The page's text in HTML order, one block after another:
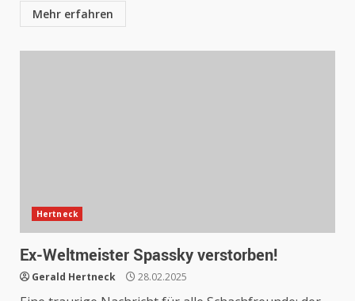
Mehr erfahren
Hertneck
Ex-Weltmeister Spassky verstorben!
Gerald Hertneck 28.02.2025